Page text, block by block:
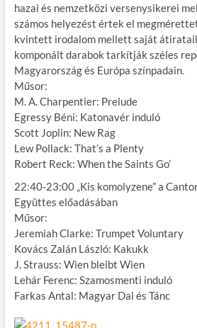
hazai és nemzetközi versenysikerei
számos helyezést értek el
kvintett irodalom mellett saját
komponált darabok tarkítják széles
Magyarország és Európa színpadain.
Műsor:
M. A. Charpentier: Prelude
Egressy Béni: Katonavér induló
Scott Joplin: New Rag
Lew Pollack: That’s a Plenty
Robert Reck: When the Saints Go’
22:40-23:00 „Kis komolyzene” a
Együttes előadásában
Műsor:
Jeremiah Clarke: Trumpet Voluntary
Kovács Zalán László: Kakukk
J. Strauss: Wien bleibt Wien
Lehár Ferenc: Szamosmenti induló
Farkas Antal: Magyar Dal és Tánc